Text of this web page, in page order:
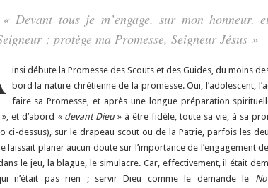
« Devant tous je m’engage, sur mon
; protège ma Promesse, Seigneur Jésus »
insi débute la Promesse des Scouts et des Guides, du moins
bord la nature chrétienne de la promesse. Oui, l’adolescent,
faire sa Promesse, et après une longue préparation
et d’abord « devant Dieu» à être fidèle, toute sa vie, à sa
ci-dessus), sur le drapeau scout ou de la Patrie, parfois les
laissait planer aucun doute sur l’importance de l’engagement
le jeu, la blague, le simulacre. Car, effectivement, il était
n’était pas rien ; servir Dieu comme le demande le